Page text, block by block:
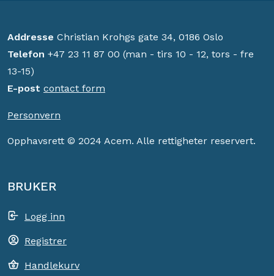
Addresse Christian Krohgs gate 34, 0186 Oslo
Telefon +47 23 11 87 00 (man - tirs 10 - 12, tors - fre
13-15)
E-post contact form
Personvern
Opphavsrett © 2024 Acem. Alle rettigheter reservert.
BRUKER
Logg inn
Registrer
Handlekurv